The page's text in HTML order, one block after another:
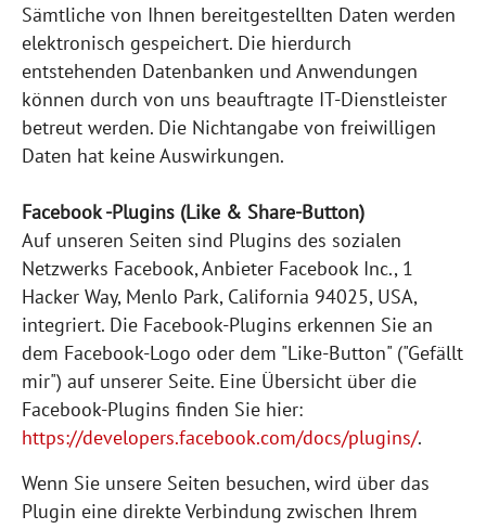
Sämtliche von Ihnen bereitgestellten Daten werden
elektronisch gespeichert. Die hierdurch
entstehenden Datenbanken und Anwendungen
können durch von uns beauftragte IT-Dienstleister
betreut werden. Die Nichtangabe von freiwilligen
Daten hat keine Auswirkungen.
Facebook -Plugins (Like & Share-Button)
Auf unseren Seiten sind Plugins des sozialen
Netzwerks Facebook, Anbieter Facebook Inc., 1
Hacker Way, Menlo Park, California 94025, USA,
integriert. Die Facebook-Plugins erkennen Sie an
dem Facebook-Logo oder dem "Like-Button" ("Gefällt
mir") auf unserer Seite. Eine Übersicht über die
Facebook-Plugins finden Sie hier:
https://developers.facebook.com/docs/plugins/.
Wenn Sie unsere Seiten besuchen, wird über das
Plugin eine direkte Verbindung zwischen Ihrem